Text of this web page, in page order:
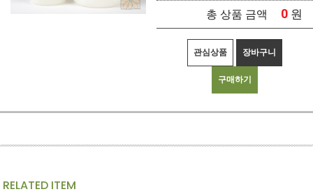
총 상품 금액 0 원
관심상품 장바구니
구매하기
RELATED ITEM